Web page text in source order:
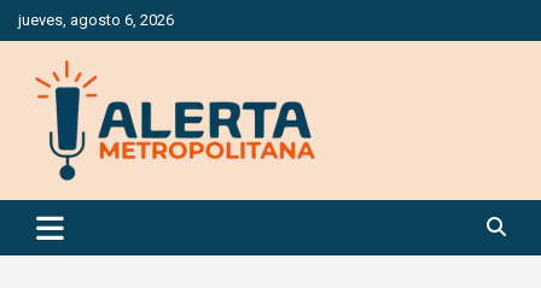
Saltar
al
contenido
jueves, agosto 6, 2026
Alerta Metropolitana